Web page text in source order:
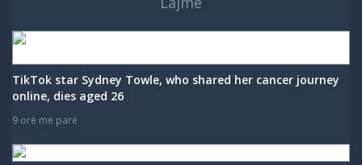
TikTok star Sydney Towle, who shared her cancer journey
online, dies aged 26
9 orë më parë